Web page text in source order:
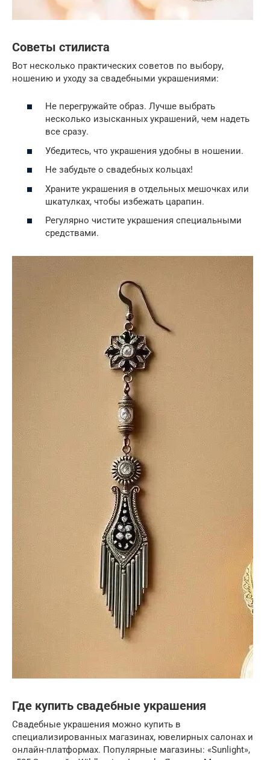
Советы стилиста
Вот несколько практических советов по выбору,
ношению и уходу за свадебными украшениями:
Не перегружайте образ. Лучше выбрать
несколько изысканных украшений, чем надеть
все сразу.
Убедитесь, что украшения удобны в ношении.
Не забудьте о свадебных кольцах!
Храните украшения в отдельных мешочках или
шкатулках, чтобы избежать царапин.
Регулярно чистите украшения специальными
средствами.
Где купить свадебные украшения
Свадебные украшения можно купить в
специализированных магазинах, ювелирных салонах и
онлайн-платформах. Популярные магазины: «Sunlight»,